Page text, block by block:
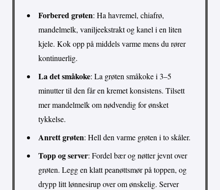
Forbered grøten: Ha havremel, chiafrø,
mandelmelk, vaniljeekstrakt og kanel i en liten
kjele. Kok opp på middels varme mens du rører
kontinuerlig.
La det småkoke: La grøten småkoke i 3–5
minutter til den får en kremet konsistens. Tilsett
mer mandelmelk om nødvendig for ønsket
tykkelse.
Anrett grøten: Hell den varme grøten i to skåler.
Topp og server: Fordel bær og nøtter jevnt over
grøten. Legg en klatt peanøttsmør på toppen, og
drypp litt lønnesirup over om ønskelig. Server